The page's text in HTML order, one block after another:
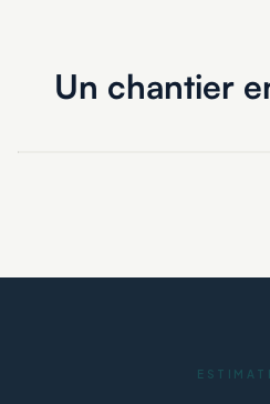
Un chantier